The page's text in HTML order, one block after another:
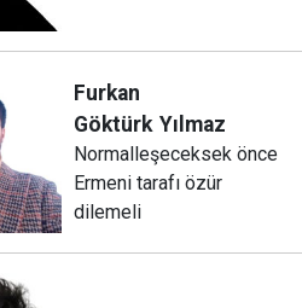
Furkan
Göktürk Yılmaz
Normalleşeceksek önce
Ermeni tarafı özür
dilemeli